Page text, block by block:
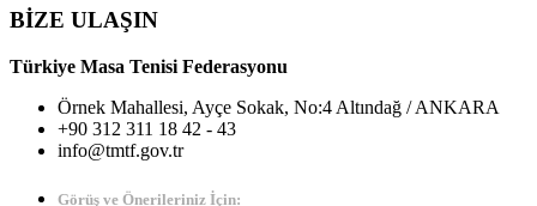
BİZE ULAŞIN
Türkiye Masa Tenisi Federasyonu
Örnek Mahallesi, Ayçe Sokak, No:4 Altındağ / ANKARA
+90 312 311 18 42 - 43
info@tmtf.gov.tr
Görüş ve Önerileriniz İçin: